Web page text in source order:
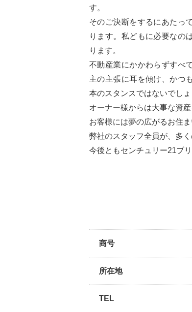
す。
そのご決断をするにあたっ
ります。私どもに必要なの
ります。
不動産業にかかわらずすべ
主の主張に耳を傾け、かつ
本のスタンスではないでしょ
オーナー様からは大事な資
お客様には夢の広がるお住
弊社のスタッフ全員が、多
今後ともセンチュリー21ブ
商号
所在地
TEL